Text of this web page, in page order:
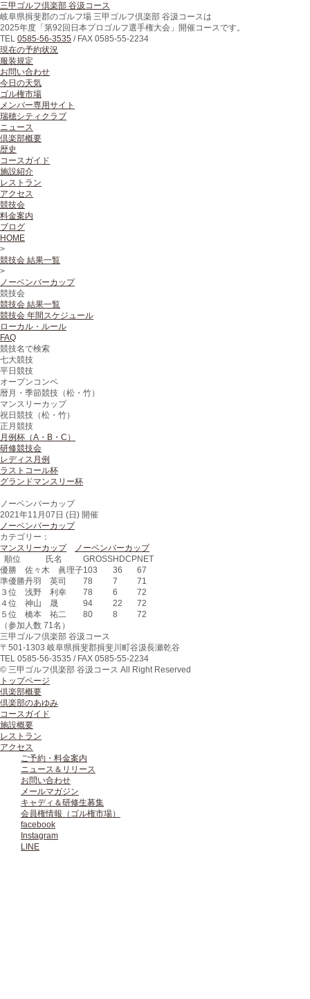
三甲ゴルフ倶楽部 谷汲コース
岐阜県揖斐郡のゴルフ場 三甲ゴルフ倶楽部 谷汲コースは
2025年度「第92回日本プロゴルフ選手権大会」開催コースです。
TEL 0585-56-3535 / FAX 0585-55-2234
現在の予約状況
服装規定
お問い合わせ
今日の天気
ゴル権市場
メンバー専用サイト
瑞穂シティクラブ
ニュース
倶楽部概要
歴史
コースガイド
施設紹介
レストラン
アクセス
競技会
料金案内
ブログ
HOME
>
競技会 結果一覧
>
ノーベンバーカップ
競技会
競技会 結果一覧
競技会 年間スケジュール
ローカル・ルール
FAQ
競技名で検索
七大競技
平日競技
オープンコンペ
暦月・季節競技（松・竹）
マンスリーカップ
祝日競技（松・竹）
正月競技
月例杯（A・B・C）
研修競技会
レディス月例
ラストコール杯
グランドマンスリー杯
ノーベンバーカップ
2021年11月07日 (日) 開催
ノーベンバーカップ
カテゴリー：
マンスリーカップ
ノーベンバーカップ
順位
氏名 GROSSHDCPNET
優勝
佐々木 眞理子103 36
67
準優勝丹羽 英司 78 7
71
３位
浅野 利幸 78 6
72
４位
神山 晟 94 22
72
５位
橋本 祐二 80 8
72
（参加人数 71名）
三甲ゴルフ倶楽部 谷汲コース
〒 501-1303 岐阜県揖斐郡揖斐川町谷汲長瀬乾谷
TEL 0585-56-3535 / FAX 0585-55-2234
© 三甲ゴルフ倶楽部 谷汲コース All Right Reserved
トップページ
倶楽部概要
倶楽部のあゆみ
コースガイド
施設概要
レストラン
アクセス
ご予約・料金案内
ニュース＆リリース
お問い合わせ
メールマガジン
キャディ＆研修生募集
会員権情報（ゴル権市場）
facebook
Instagram
LINE